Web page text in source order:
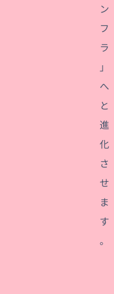
ン
フ
ラ
」
へ
と
進
化
さ
せ
ま
す
。